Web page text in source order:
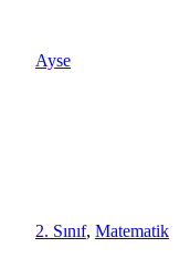
Ayse
2. Sınıf, Matematik